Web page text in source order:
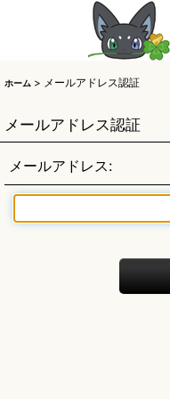
ホーム > メールアドレス認証
メールアドレス認証
メールアドレス: